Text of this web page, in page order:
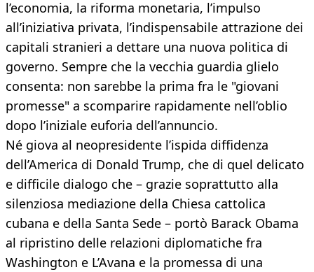
l’economia, la riforma monetaria, l’impulso
all’iniziativa privata, l’indispensabile attrazione dei
capitali stranieri a dettare una nuova politica di
governo. Sempre che la vecchia guardia glielo
consenta: non sarebbe la prima fra le "giovani
promesse" a scomparire rapidamente nell’oblio
dopo l’iniziale euforia dell’annuncio.
Né giova al neopresidente l’ispida diffidenza
dell’America di Donald Trump, che di quel delicato
e difficile dialogo che – grazie soprattutto alla
silenziosa mediazione della Chiesa cattolica
cubana e della Santa Sede – portò Barack Obama
al ripristino delle relazioni diplomatiche fra
Washington e L’Avana e la promessa di una